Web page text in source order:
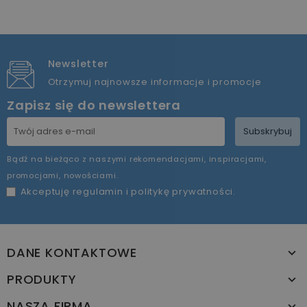
Newsletter
Otrzymuj najnowsze informacje i promocje
Zapisz się do newslettera
Subskrybuj
Bądź na bieżąco z naszymi rekomendacjami, inspiracjami,
promocjami, nowościami.
Akceptuję regulamin i politykę prywatności.
DANE KONTAKTOWE
PRODUKTY